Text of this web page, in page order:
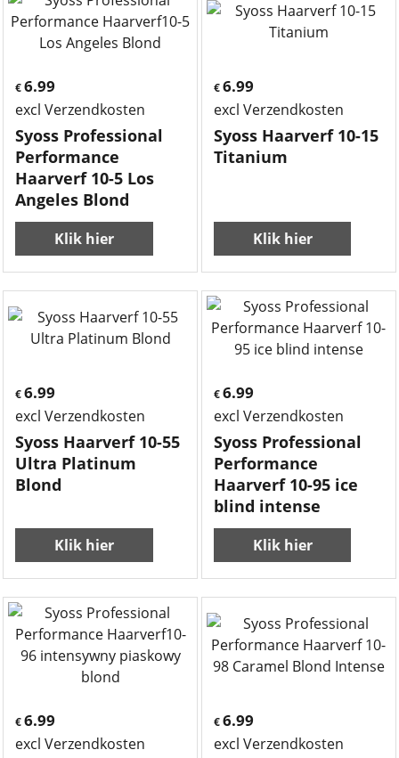
€ 6.99
excl Verzendkosten
Syoss Professional
Performance
Haarverf 10-5 Los
Angeles Blond
Klik hier
€6.99
excl Verzendkosten
Syoss Haarverf 10-15
Titanium
Klik hier
€ 6.99
excl Verzendkosten
Syoss Haarverf 10-55
Ultra Platinum
Blond
Klik hier
€6.99
excl Verzendkosten
Syoss Professional
Performance
Haarverf 10-95 ice
blind intense
Klik hier
€ 6.99
excl Verzendkosten
€6.99
excl Verzendkosten